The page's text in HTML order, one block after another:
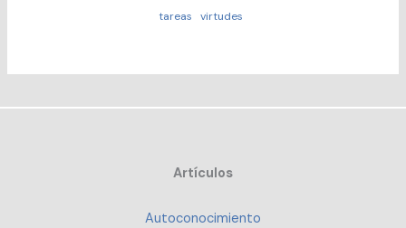
tareas virtudes
Artículos
Autoconocimiento